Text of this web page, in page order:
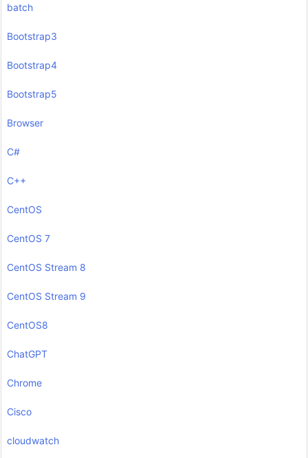
batch
Bootstrap3
Bootstrap4
Bootstrap5
Browser
C#
C++
CentOS
CentOS 7
CentOS Stream 8
CentOS Stream 9
CentOS8
ChatGPT
Chrome
Cisco
cloudwatch